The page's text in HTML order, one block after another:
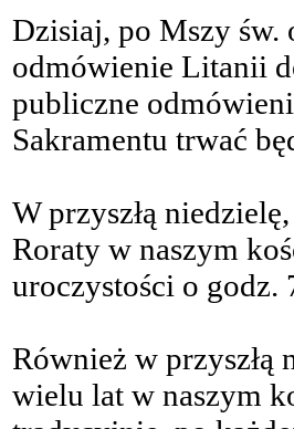
Dzisiaj, po Mszy św.
odmówienie Litanii
publiczne
Sakramentu trwać
W przyszłą
Roraty w naszym
uroczystości o godz.
Również w przyszłą
wielu lat w naszym